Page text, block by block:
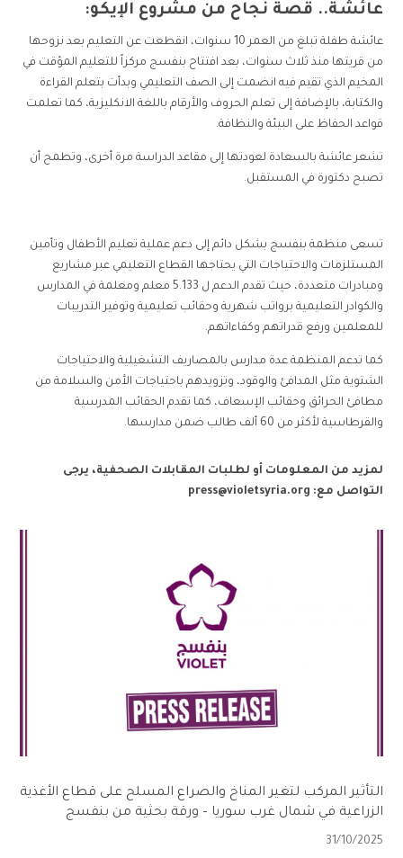
عائشة.. قصة نجاح من مشروع الإيكو:
عائشة طفلة تبلغ من العمر 10 سنوات، انقطعت عن التعليم بعد نزوحها
من قريتها منذ ثلاث سنوات، بعد افتتاح بنفسج مركزاً للتعليم المؤقت في
المخيم الذي تقيم فيه انضمت إلى الصف التعليمي وبدأت بتعلم القراءة
والكتابة، بالإضافة إلى تعلم الحروف والأرقام باللغة الانكليزية، كما تعلمت
قواعد الحفاظ على البيئة والنظافة.
تشعر عائشة بالسعادة لعودتها إلى مقاعد الدراسة مرة أخرى، وتطمح أن
تصبح دكتورة في المستقبل.
تسعى منظمة بنفسج بشكل دائم إلى دعم عملية تعليم الأطفال وتأمين
المستلزمات والاحتياجات التي يحتاجها القطاع التعليمي عبر مشاريع
ومبادرات متعددة، حيث تقدم الدعم ل 5.133 معلم ومعلمة في المدارس
والكوادر التعليمية برواتب شهرية وحقائب تعليمية وتوفير التدريبات
للمعلمين ورفع قدراتهم وكفاءاتهم.
كما تدعم المنظمة عدة مدارس بالمصاريف التشغيلية والاحتياجات
الشتوية مثل المدافئ والوقود، وتزويدهم باحتياجات الأمن والسلامة من
مطافئ الحرائق وحقائب الإسعاف، كما تقدم الحقائب المدرسية
والقرطاسية لأكثر من 60 ألف طالب ضمن مدارسها.
لمزيد من المعلومات أو لطلبات المقابلات الصحفية، يرجى
التواصل مع: press@violetsyria.org
التأثير المركب لتغير المناخ والصراع المسلح على قطاع الأغذية
الزراعية في شمال غرب سوريا – ورقة بحثية من بنفسج
31/10/2025